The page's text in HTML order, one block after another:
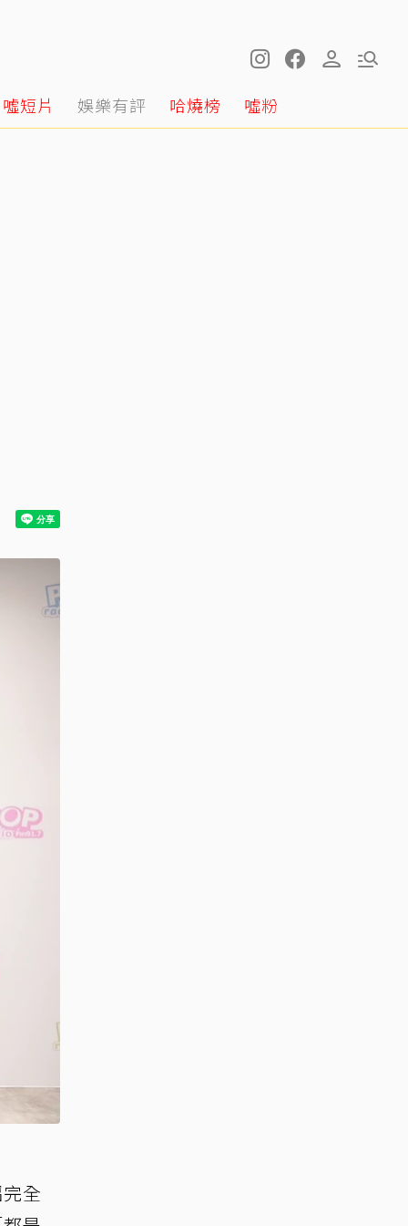
噓短片 娛樂有評 哈燒榜 噓粉
全